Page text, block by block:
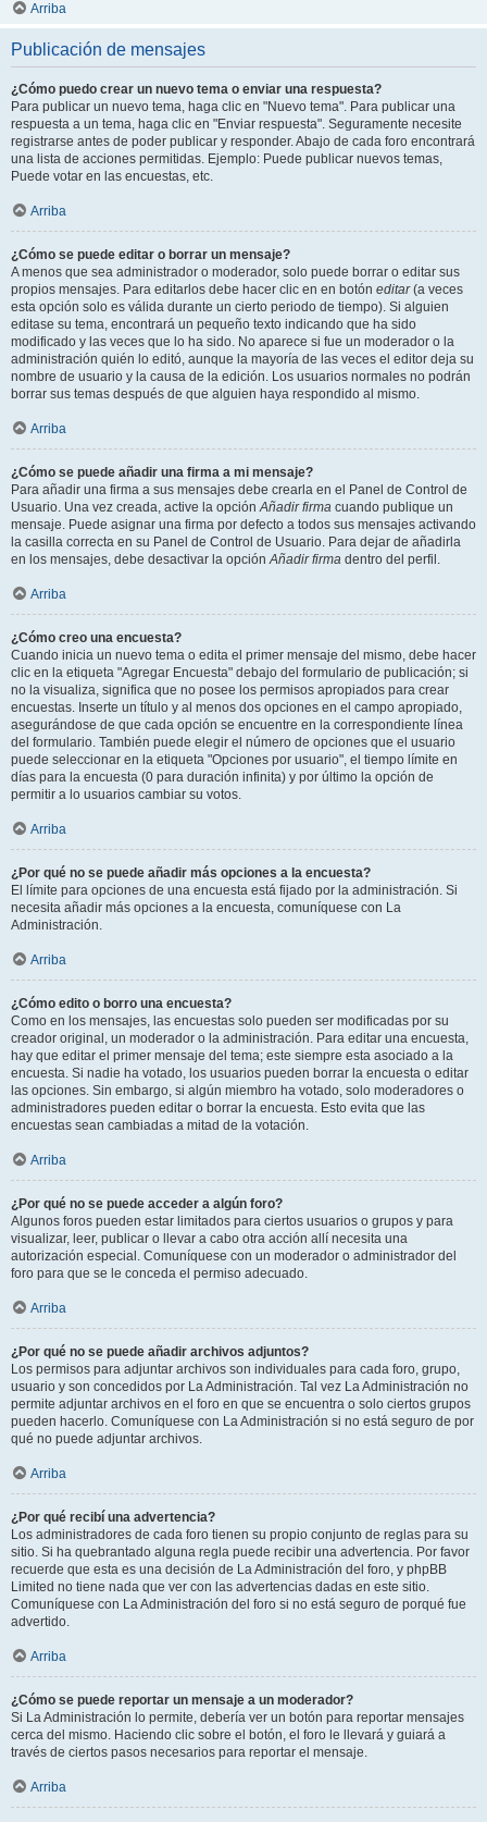
Arriba
Publicación de mensajes
¿Cómo puedo crear un nuevo tema o enviar una respuesta?
Para publicar un nuevo tema, haga clic en "Nuevo tema". Para publicar una
respuesta a un tema, haga clic en "Enviar respuesta". Seguramente necesite
registrarse antes de poder publicar y responder. Abajo de cada foro encontrará
una lista de acciones permitidas. Ejemplo: Puede publicar nuevos temas,
Puede votar en las encuestas, etc.
Arriba
¿Cómo se puede editar o borrar un mensaje?
A menos que sea administrador o moderador, solo puede borrar o editar sus
propios mensajes. Para editarlos debe hacer clic en en botón editar(a veces
esta opción solo es válida durante un cierto periodo de tiempo). Si alguien
editase su tema, encontrará un pequeño texto indicando que ha sido
modificado y las veces que lo ha sido. No aparece si fue un moderador o la
administración quién lo editó, aunque la mayoría de las veces el editor deja su
nombre de usuario y la causa de la edición. Los usuarios normales no podrán
borrar sus temas después de que alguien haya respondido al mismo.
Arriba
¿Cómo se puede añadir una firma a mi mensaje?
Para añadir una firma a sus mensajes debe crearla en el Panel de Control de
Usuario. Una vez creada, active la opciónAñadir firma cuando publique un
mensaje. Puede asignar una firma por defecto a todos sus mensajes activando
la casilla correcta en su Panel de Control de Usuario. Para dejar de añadirla
en los mensajes, debe desactivar la opciónAñadir firma dentro del perfil.
Arriba
¿Cómo creo una encuesta?
Cuando inicia un nuevo tema o edita el primer mensaje del mismo, debe hacer
clic en la etiqueta "Agregar Encuesta" debajo del formulario de publicación; si
no la visualiza, significa que no posee los permisos apropiados para crear
encuestas. Inserte un título y al menos dos opciones en el campo apropiado,
asegurándose de que cada opción se encuentre en la correspondiente línea
del formulario. También puede elegir el número de opciones que el usuario
puede seleccionar en la etiqueta "Opciones por usuario", el tiempo límite en
días para la encuesta (0 para duración infinita) y por último la opción de
permitir a lo usuarios cambiar su votos.
Arriba
¿Por qué no se puede añadir más opciones a la encuesta?
El límite para opciones de una encuesta está fijado por la administración. Si
necesita añadir más opciones a la encuesta, comuníquese con La
Administración.
Arriba
¿Cómo edito o borro una encuesta?
Como en los mensajes, las encuestas solo pueden ser modificadas por su
creador original, un moderador o la administración. Para editar una encuesta,
hay que editar el primer mensaje del tema; este siempre esta asociado a la
encuesta. Si nadie ha votado, los usuarios pueden borrar la encuesta o editar
las opciones. Sin embargo, si algún miembro ha votado, solo moderadores o
administradores pueden editar o borrar la encuesta. Esto evita que las
encuestas sean cambiadas a mitad de la votación.
Arriba
¿Por qué no se puede acceder a algún foro?
Algunos foros pueden estar limitados para ciertos usuarios o grupos y para
visualizar, leer, publicar o llevar a cabo otra acción allí necesita una
autorización especial. Comuníquese con un moderador o administrador del
foro para que se le conceda el permiso adecuado.
Arriba
¿Por qué no se puede añadir archivos adjuntos?
Los permisos para adjuntar archivos son individuales para cada foro, grupo,
usuario y son concedidos por La Administración. Tal vez La Administración no
permite adjuntar archivos en el foro en que se encuentra o solo ciertos grupos
pueden hacerlo. Comuníquese con La Administración si no está seguro de por
qué no puede adjuntar archivos.
Arriba
¿Por qué recibí una advertencia?
Los administradores de cada foro tienen su propio conjunto de reglas para su
sitio. Si ha quebrantado alguna regla puede recibir una advertencia. Por favor
recuerde que esta es una decisión de La Administración del foro, y phpBB
Limited no tiene nada que ver con las advertencias dadas en este sitio.
Comuníquese con La Administración del foro si no está seguro de porqué fue
advertido.
Arriba
¿Cómo se puede reportar un mensaje a un moderador?
Si La Administración lo permite, debería ver un botón para reportar mensajes
cerca del mismo. Haciendo clic sobre el botón, el foro le llevará y guiará a
través de ciertos pasos necesarios para reportar el mensaje.
Arriba